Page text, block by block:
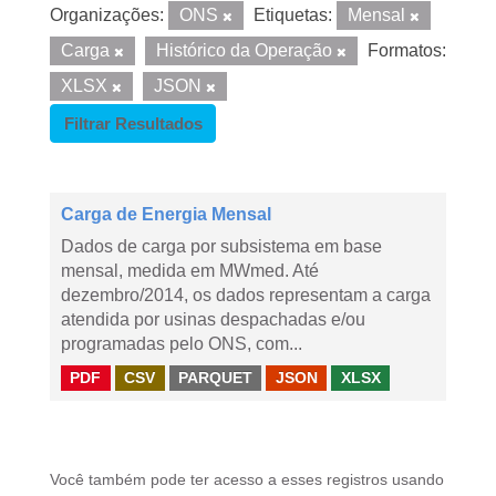
Organizações: ONS Etiquetas:
Mensal
Carga
Histórico da Operação
Formatos:
XLSX
JSON
Filtrar Resultados
Carga de Energia Mensal
Dados de carga por subsistema em base
mensal, medida em MWmed. Até
dezembro/2014, os dados representam a carga
atendida por usinas despachadas e/ou
programadas pelo ONS, com...
PDF CSV PARQUET JSON XLSX
Você também pode ter acesso a esses registros usando